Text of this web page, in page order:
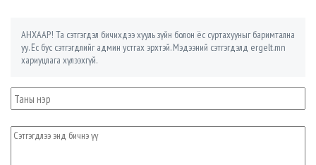
АНХААР! Та сэтгэгдэл бичихдээ хууль зүйн болон ёс суртахууныг баримтална
уу. Ёс бус сэтгэгдлийг админ устгах эрхтэй. Мэдээний сэтгэгдэлд ergelt.mn
хариуцлага хүлээхгүй.